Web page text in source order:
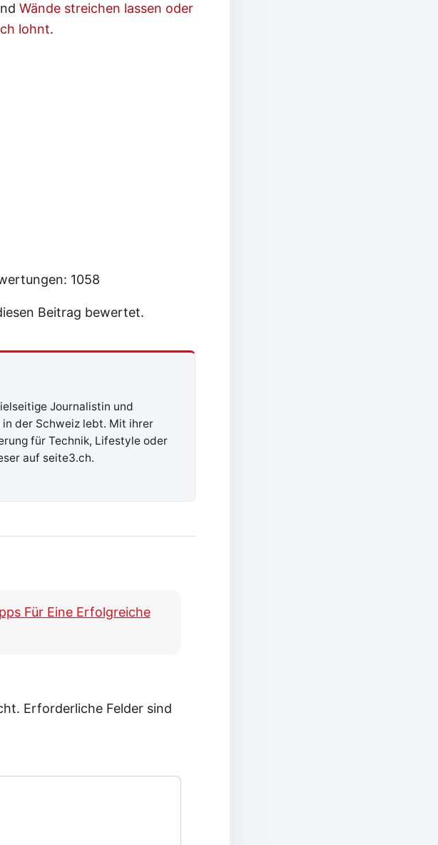
Wände streichen lassen oder
lohnt.
1058
Beitrag bewertet.
Journalistin und
der Schweiz lebt. Mit ihrer
für Technik, Lifestyle oder
auf seite3.ch.
Für Eine Erfolgreiche
Erforderliche Felder sind